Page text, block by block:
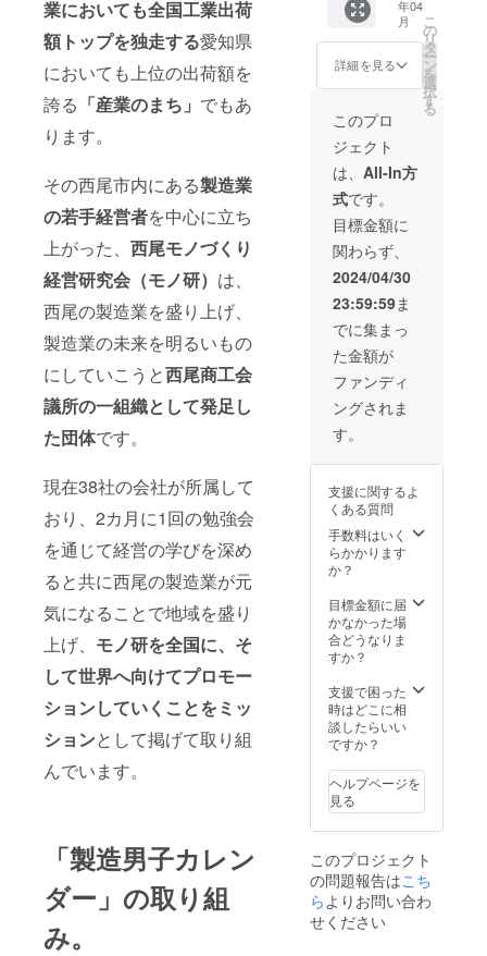
業においても全国工業出荷
額トップを独走する愛知県
においても上位の出荷額を
誇る 「産業のまち」 でもあ
ります。
その西尾市内にある製造業
の若手経営者を中心に立ち
上がった、 西尾モノづくり
経営研究会（モノ研） は、
西尾の製造業を盛り上げ、
製造業の未来を明るいもの
にしていこうと西尾商工会
議所の一組織として発足し
た団体です。
現在38社の会社が所属して
おり、2カ月に1回の勉強会
を通じて経営の学びを深め
ると共に西尾の製造業が元
気になることで地域を盛り
上げ、 モノ研を全国に、そ
して世界へ向けてプロモー
ションしていくことをミッ
ションとして掲げて取り組
んでいます。
「製造男子カレン
ダー」の取り組
み。
製本）
／メー
ル便発
送 <!>
金額に
は消費
税／送
料など
が含ま
れた金
額で
す。
年04
月
詳細を見る
こ
の
リ
タ
ー
ン
を
選
択
す
る
このプロ
ジェクト
は、 All-In方
式です。
目標金額に
関わらず、
2024/04/30
23:59:59ま
でに集まっ
た金額が
ファンディ
ングされま
す。
支援に関するよ
くある質問
手数料はいく
らかかります
か？
目標金額に届
かなかった場
合どうなりま
すか？
支援で困った
時はどこに相
談したらいい
ですか？
ヘルプページを
見る
このプロジェクト
の問題報告はこち
ら よりお問い合わ
せください